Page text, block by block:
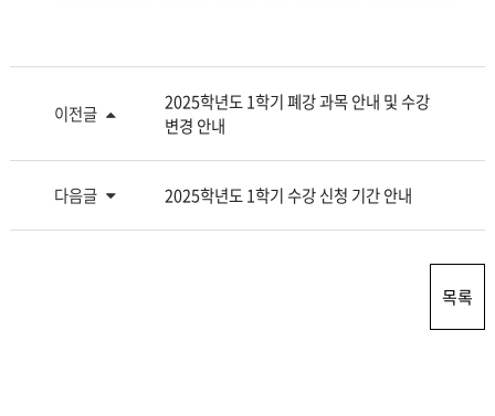
이전글
2025학년도 1학기 폐강 과목 안내 및 수강
변경 안내
다음글 2025학년도 1학기 수강 신청 기간 안내
목록